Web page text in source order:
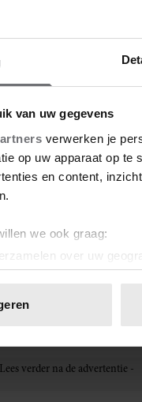
van uw gegevens
verwerken je
op uw apparaat op te
en content,
we ook graag:
over uw
identificeren door het
moment wijzigen of
om content en
Ook delen
analyse. Deze